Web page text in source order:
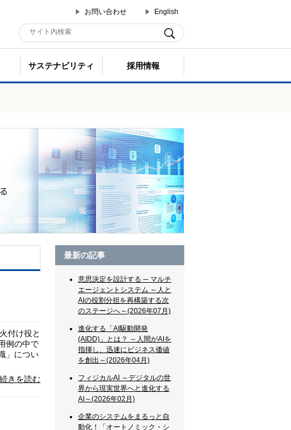
お問い合わせ English
サステナビリティ 採用情報
付け役と
例の中で
」につい
続きを読む
最新の記事
意思決定を設計する ─ マルチ
エージェントシステム ～人と
AIの役割分担を再構築する次
のステージへ～(2026年07月)
進化する「AI駆動開発
(AIDD)」とは？ ～人間がAIを
指揮し、迅速にビジネス価値
を創出～(2026年04月)
フィジカルAI ～デジタルの世
界から現実世界へと進化する
AI～(2026年02月)
企業のシステムをまるっと自
動化！「オートノミック・シ